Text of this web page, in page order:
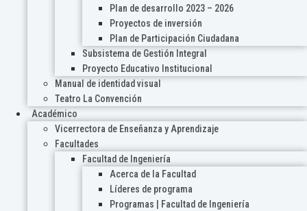
Plan de desarrollo 2023 – 2026
Proyectos de inversión
Plan de Participación Ciudadana
Subsistema de Gestión Integral
Proyecto Educativo Institucional
Manual de identidad visual
Teatro La Convención
Académico
Vicerrectora de Enseñanza y Aprendizaje
Facultades
Facultad de Ingeniería
Acerca de la Facultad
Líderes de programa
Programas | Facultad de Ingeniería